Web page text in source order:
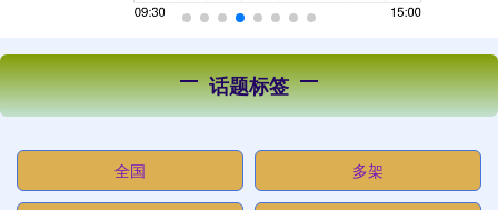
话题标签
全国 多架